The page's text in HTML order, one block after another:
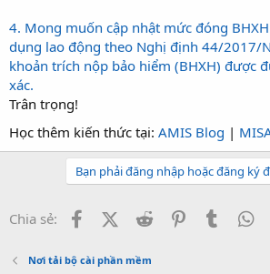
4. Mong muốn cập nhật mức đóng
dụng lao động theo Nghị định 44/2017/
khoản trích nộp bảo hiểm (BHXH) được
xác.
Trân trọng!
Học thêm kiến thức tại: AMIS Blog |
Bạn phải đăng nhập hoặc đăng ký
Chia sẻ: FacebookX (Twitter)
Reddit PinterestTumblr
Nơi tải bộ cài phần mềm